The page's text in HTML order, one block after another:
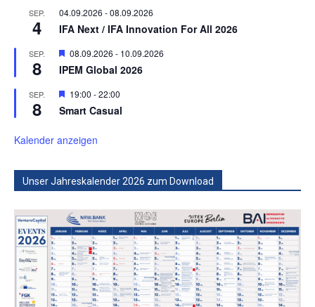
SEP.
4
04.09.2026 -08.09.2026
IFA Next / IFA Innovation For All 2026
SEP.
8
Hervorgehoben
08.09.2026 - 10.09.2026
IPEM Global 2026
SEP.
8
Hervorgehoben
19:00 -22:00
Smart Casual
Kalender anzeigen
Unser Jahreskalender 2026 zum Download